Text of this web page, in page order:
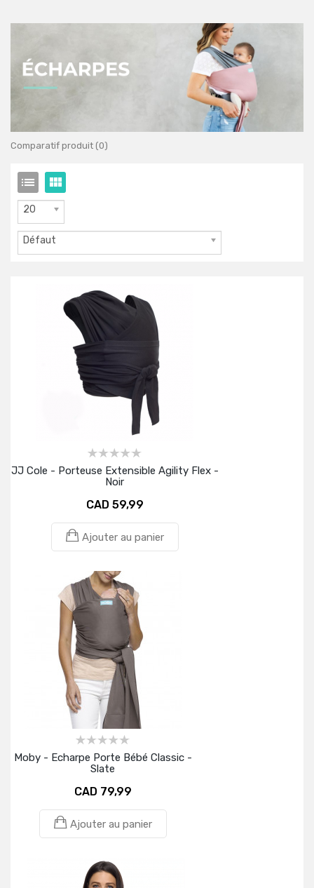
Comparatif produit (0)
20
Défaut
JJ Cole - Porteuse Extensible Agility Flex -
Noir
CAD 59,99
Ajouter au panier
Moby - Echarpe Porte Bébé Classic -
Slate
CAD 79,99
Ajouter au panier